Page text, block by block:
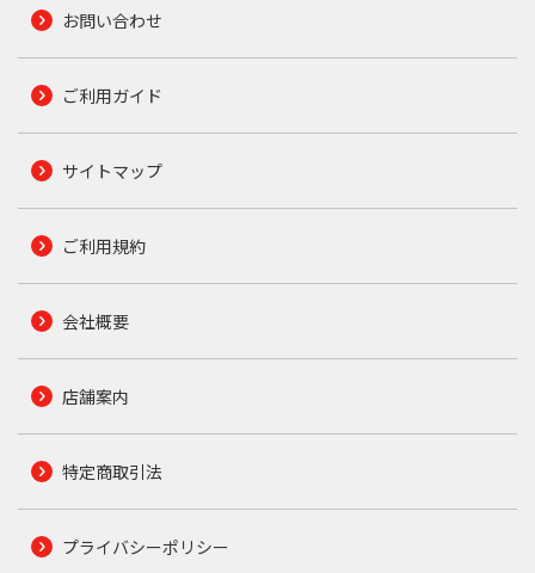
お問い合わせ
ご利用ガイド
サイトマップ
ご利用規約
会社概要
店舗案内
特定商取引法
プライバシーポリシー